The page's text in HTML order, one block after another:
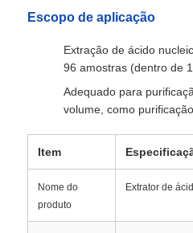
Escopo de aplicação
Extração de ácido
96 ​​amostras (dentro de
Adequado para
volume, como
Item
Nome do
produto
Extrator de